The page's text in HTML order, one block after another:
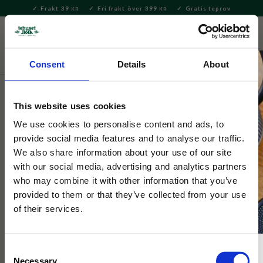
Consent Details About
This website uses cookies
We use cookies to personalise content and ads, to
provide social media features and to analyse our traffic.
We also share information about your use of our site
with our social media, advertising and analytics partners
who may combine it with other information that you’ve
provided to them or that they’ve collected from your use
of their services.
Necessary
Meny
Frakt 39 KR Fri frakt över 399 KR Gratis teprov
Te Matcha Matcha te
Tehuset Java
Yabukita Ceremonial Matcha 20g
Högkvalitativ matcha från Wazuka, Japan av kultivaren
Yabukita, odlad utan bekämpningsmedel. Mild umami och
sötma, uppfriskande strävhet och gräsighet